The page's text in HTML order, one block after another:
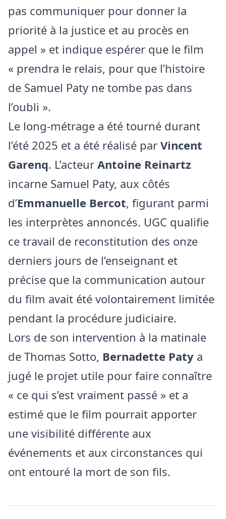
pas communiquer pour donner la
priorité à la justice et au procès en
appel » et indique espérer que le film
« prendra le relais, pour que l’histoire
de Samuel Paty ne tombe pas dans
l’oubli ».
Le long-métrage a été tourné durant
l’été 2025 et a été réalisé par Vincent
Garenq. L’acteur Antoine Reinartz
incarne Samuel Paty, aux côtés
d’Emmanuelle Bercot, figurant parmi
les interprètes annoncés. UGC qualifie
ce travail de reconstitution des onze
derniers jours de l’enseignant et
précise que la communication autour
du film avait été volontairement limitée
pendant la procédure judiciaire.
Lors de son intervention à la matinale
de Thomas Sotto, Bernadette Paty a
jugé le projet utile pour faire connaître
« ce qui s’est vraiment passé » et a
estimé que le film pourrait apporter
une visibilité différente aux
événements et aux circonstances qui
ont entouré la mort de son fils.